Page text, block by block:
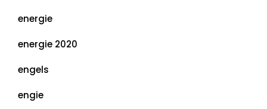
energie
energie 2020
engels
engie